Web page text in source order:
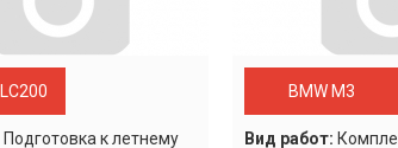
Подготовка к летнему
BMW M3
Вид работ: